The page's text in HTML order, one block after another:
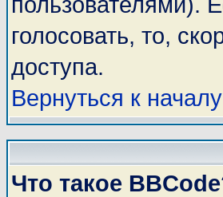
голосовать, то,
доступа.
Вернуться к началу
Что такое